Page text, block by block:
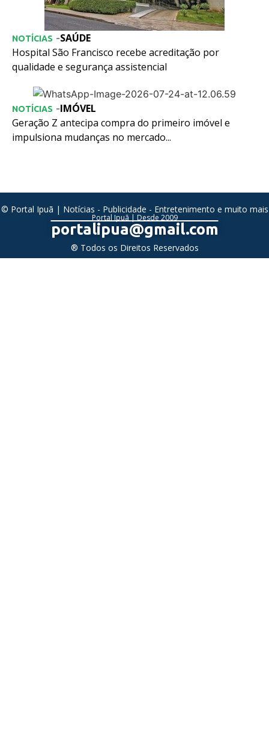
SAÚDE
NOTÍCIAS -
Hospital São Francisco recebe acreditação por
qualidade e segurança assistencial
IMÓVEL
NOTÍCIAS -
Geração Z antecipa compra do primeiro imóvel e
impulsiona mudanças no mercado...
© Portal Ipuã | Notícias - Publicidade - Entretenimento e muito mais
Portal Ipuã | Desde 2009
portalipua@gmail.com
® Todos os Direitos Reservados